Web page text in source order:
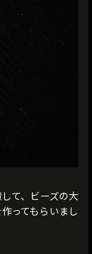
て、ビーズの大
ってもらいまし